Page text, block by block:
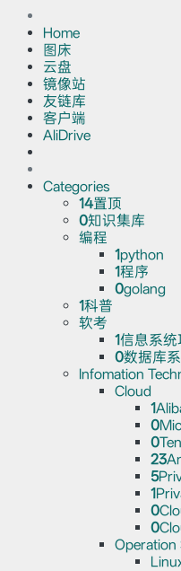
Home
图床
云盘
镜像站
友链库
客户端
AliDrive
Categories
14置顶
0知识集库
编程
1python
1程序
0golang
1科普
软考
1信息系统
0数据库
Infomation
Cloud
1
0
0
23
5
1
0
0
Operation